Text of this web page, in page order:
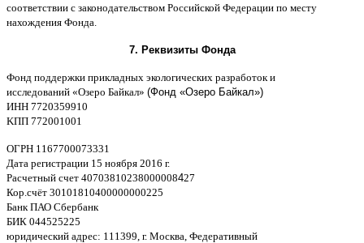
соответствии c законодательством Российской Федерации по месту
нахождения Фонда
7. Реквизиты Фонда
Фонд поддержки прикладных экологических разработок и
исследований «Озеро Байкал» (Фонд «Озеро Байкал»)
ИНН 7720359910
KПП 772001001
ОГРН 1167700073331
Дата регистрации 15 ноября 2016 г.
Расчетный счет 40703810238000008427
Кор счёт 30101810400000000225
Банк ПАО Сбербанк
БИК 044525225
юридический адрес: 111399, г. Москва Федеративный